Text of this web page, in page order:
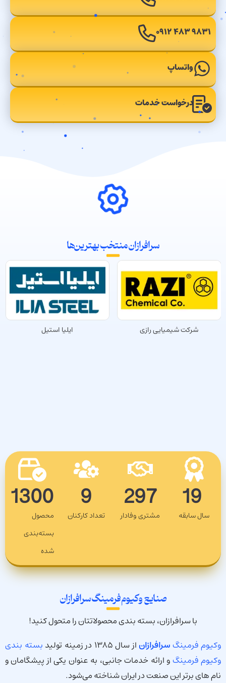
۹۸۳۱ ۴۸۳ ۰۹۱۲
واتساپ
درخواست خدمات
سرافرازان منتخب بهترین‌‌ها
شرکت شیمیایی رازی ایلیا استیل
صنایع وکیوم فرمینگ سرافرازان
با سرافرازان، بسته بندی محصولاتتان را متحول کنید!
وکیوم فرمینگسرافرازاناز سال ۱۳۸۵ در زمینه تولید
بسته بندی
وکیوم فرمینگو ارائه خدمات جانبی، به عنوان یکی از پیشگامان و
نام های برتر این صنعت در ایران شناخته می‌شود.
سال سابقه
19
مشتری وفادار
297
تعداد کارکنان
9
محصول
بسته‌بندی
شده
1300